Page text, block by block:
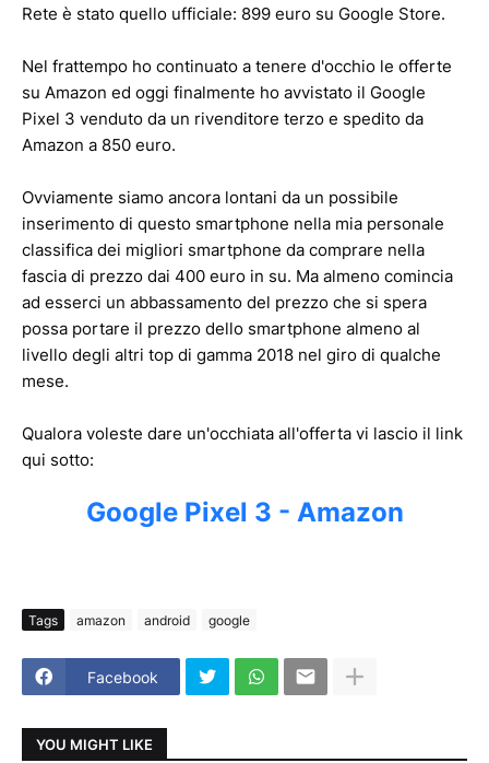
Rete è stato quello ufficiale: 899 euro su Google Store.
Nel frattempo ho continuato a tenere d'occhio le offerte
su Amazon ed oggi finalmente ho avvistato il Google
Pixel 3 venduto da un rivenditore terzo e spedito da
Amazon a 850 euro.
Ovviamente siamo ancora lontani da un possibile
inserimento di questo smartphone nella mia personale
classifica dei migliori smartphone da comprare nella
fascia di prezzo dai 400 euro in su. Ma almeno comincia
ad esserci un abbassamento del prezzo che si spera
possa portare il prezzo dello smartphone almeno al
livello degli altri top di gamma 2018 nel giro di qualche
mese.
Qualora voleste dare un'occhiata all'offerta vi lascio il link
qui sotto:
Google Pixel 3 - Amazon
Tags amazon android google
Facebook
YOU MIGHT LIKE